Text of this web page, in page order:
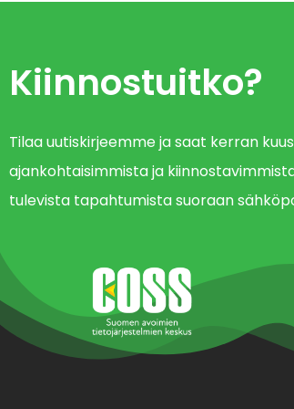
Kiinnostuitko?
Tilaa uutiskirjeemme ja saat kerran
ajankohtaisimmista ja
tulevista tapahtumista suoraan